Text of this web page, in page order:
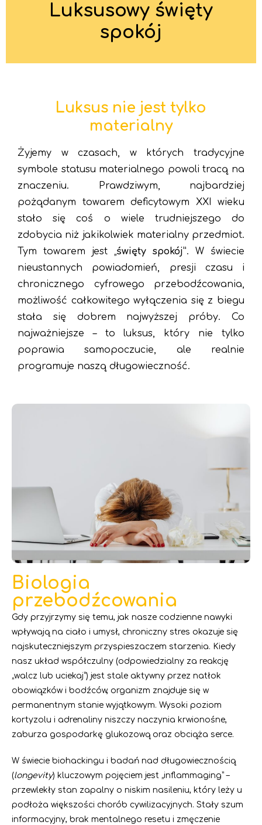
Luksusowy święty
spokój
Luksus nie jest tylko
materialny
Żyjemy w czasach, w których tradycyjne
symbole statusu materialnego powoli tracą na
znaczeniu. Prawdziwym, najbardziej
pożądanym towarem deficytowym XXI wieku
stało się coś o wiele trudniejszego do
zdobycia niż jakikolwiek materialny przedmiot.
Tym towarem jest „święty spokój”. W świecie
nieustannych powiadomień, presji czasu i
chronicznego cyfrowego przebodźcowania,
możliwość całkowitego wyłączenia się z biegu
stała się dobrem najwyższej próby. Co
najważniejsze – to luksus, który nie tylko
poprawia samopoczucie, ale realnie
programuje naszą długowieczność.
Biologia
przebodźcowania
Gdy przyjrzymy się temu, jak nasze codzienne nawyki
wpływają na ciało i umysł, chroniczny stres okazuje się
najskuteczniejszym przyspieszaczem starzenia. Kiedy
nasz układ współczulny (odpowiedzialny za reakcję
„walcz lub uciekaj”) jest stale aktywny przez natłok
obowiązków i bodźców, organizm znajduje się w
permanentnym stanie wyjątkowym. Wysoki poziom
kortyzolu i adrenaliny niszczy naczynia krwionośne,
zaburza gospodarkę glukozową oraz obciąża serce.
W świecie biohackingu i badań nad długowiecznością
(longevity) kluczowym pojęciem jest „inflammaging” –
przewlekły stan zapalny o niskim nasileniu, który leży u
podłoża większości chorób cywilizacyjnych. Stały szum
informacyjny, brak mentalnego resetu i zmęczenie